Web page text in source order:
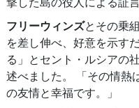
フリーウィンズとその乗
を差し伸べ、好意を示す
る」とセント・ルシアの
述べました。 「その情熱
の友情と幸福です。」